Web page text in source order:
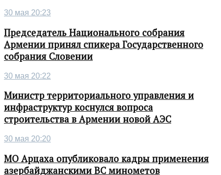
30 мая 20:23
Председатель Национального собрания
Армении принял спикера Государственного
собрания Словении
30 мая 20:22
Министр территориального управления и
инфраструктур коснулся вопроса
строительства в Армении новой АЭС
30 мая 20:20
МО Арцаха опубликовало кадры применения
азербайджанскими ВС минометов